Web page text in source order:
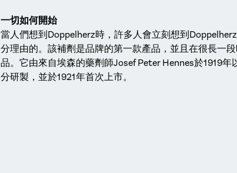
一切如何開始
當人們想到Doppelherz時，許多人會立刻想到
分理由的。該補劑是品牌的第一款產品，並且在很長一
品。它由來自埃森的藥劑師Josef Peter Hennes於1919年
分研製，並於1921年首次上市。